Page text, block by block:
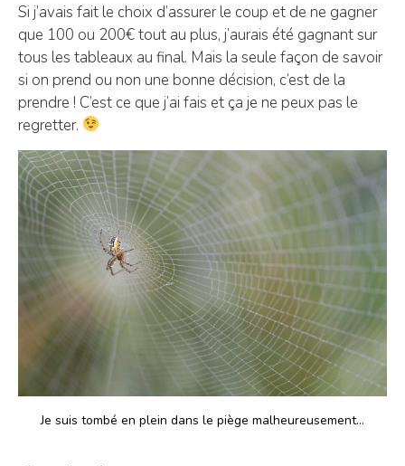
Si j’avais fait le choix d’assurer le coup et de ne gagner
que 100 ou 200€ tout au plus, j’aurais été gagnant sur
tous les tableaux au final. Mais la seule façon de savoir
si on prend ou non une bonne décision, c’est de la
prendre ! C’est ce que j’ai fais et ça je ne peux pas le
regretter.
Je suis tombé en plein dans le piège malheureusement…